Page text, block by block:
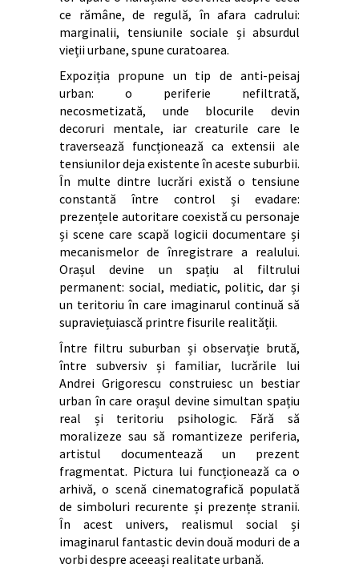
ce rămâne, de regulă, în afara cadrului:
marginalii, tensiunile sociale și absurdul
vieții urbane, spune curatoarea.
Expoziția propune un tip de anti-peisaj
urban: o periferie nefiltrată,
necosmetizată, unde blocurile devin
decoruri mentale, iar creaturile care le
traversează funcționează ca extensii ale
tensiunilor deja existente în aceste suburbii.
În multe dintre lucrări există o tensiune
constantă între control și evadare:
prezențele autoritare coexistă cu personaje
și scene care scapă logicii documentare și
mecanismelor de înregistrare a realului.
Orașul devine un spațiu al filtrului
permanent: social, mediatic, politic, dar și
un teritoriu în care imaginarul continuă să
supraviețuiască printre fisurile realității.
Între filtru suburban și observație brută,
între subversiv și familiar, lucrările lui
Andrei Grigorescu construiesc un bestiar
urban în care orașul devine simultan spațiu
real și teritoriu psihologic. Fără să
moralizeze sau să romantizeze periferia,
artistul documentează un prezent
fragmentat. Pictura lui funcționează ca o
arhivă, o scenă cinematografică populată
de simboluri recurente și prezențe stranii.
În acest univers, realismul social și
imaginarul fantastic devin două moduri de a
vorbi despre aceeași realitate urbană.